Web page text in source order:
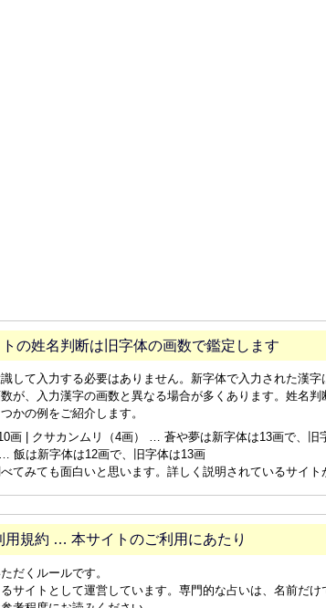
の姓名判断は旧字体の画数で鑑定します
して入力する必要はありません。新字体で入力された漢
が、入力漢字の画数と異なる場合が多くあります。姓名
かの例をご紹介します。
画 | クサカンムリ（4画） … 蒼や夢は新字体は13画で、
飯は新字体は12画で、旧字体は13画
てみても面白いと思います。詳しく説明されているサイト
用規約 … 本サイトのご利用にあたり
だくルールです。
サイトとして運営しています。専門的な占いは、名前だ